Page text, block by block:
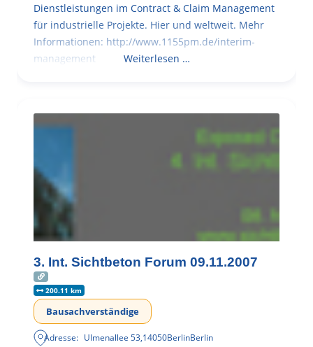
Dienstleistungen im Contract & Claim Management
für industrielle Projekte. Hier und weltweit. Mehr
Informationen: http://www.1155pm.de/interim-
management
Weiterlesen …
3. Int. Sichtbeton Forum 09.11.2007
200.11 km
Bausachverständige
Adresse: Ulmenallee 53,14050BerlinBerlin